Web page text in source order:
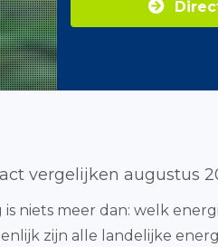
vergelijken augustus
is niets meer dan: welk
zijn alle landelijke